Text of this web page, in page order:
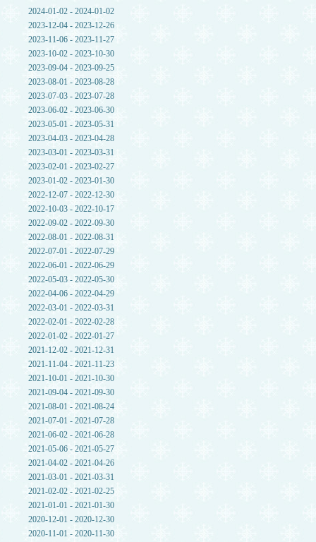
2024-01-02 - 2024-01-02
2023-12-04 - 2023-12-26
2023-11-06 - 2023-11-27
2023-10-02 - 2023-10-30
2023-09-04 - 2023-09-25
2023-08-01 - 2023-08-28
2023-07-03 - 2023-07-28
2023-06-02 - 2023-06-30
2023-05-01 - 2023-05-31
2023-04-03 - 2023-04-28
2023-03-01 - 2023-03-31
2023-02-01 - 2023-02-27
2023-01-02 - 2023-01-30
2022-12-07 - 2022-12-30
2022-10-03 - 2022-10-17
2022-09-02 - 2022-09-30
2022-08-01 - 2022-08-31
2022-07-01 - 2022-07-29
2022-06-01 - 2022-06-29
2022-05-03 - 2022-05-30
2022-04-06 - 2022-04-29
2022-03-01 - 2022-03-31
2022-02-01 - 2022-02-28
2022-01-02 - 2022-01-27
2021-12-02 - 2021-12-31
2021-11-04 - 2021-11-23
2021-10-01 - 2021-10-30
2021-09-04 - 2021-09-30
2021-08-01 - 2021-08-24
2021-07-01 - 2021-07-28
2021-06-02 - 2021-06-28
2021-05-06 - 2021-05-27
2021-04-02 - 2021-04-26
2021-03-01 - 2021-03-31
2021-02-02 - 2021-02-25
2021-01-01 - 2021-01-30
2020-12-01 - 2020-12-30
2020-11-01 - 2020-11-30